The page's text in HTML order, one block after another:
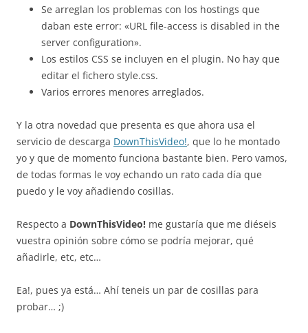
Se arreglan los problemas con los hostings que
daban este error: «URL file-access is disabled in the
server configuration».
Los estilos CSS se incluyen en el plugin. No hay que
editar el fichero style.css.
Varios errores menores arreglados.
Y la otra novedad que presenta es que ahora usa el
servicio de descarga DownThisVideo!, que lo he montado
yo y que de momento funciona bastante bien. Pero vamos,
de todas formas le voy echando un rato cada día que
puedo y le voy añadiendo cosillas.
Respecto a DownThisVideo! me gustaría que me diéseis
vuestra opinión sobre cómo se podría mejorar, qué
añadirle, etc, etc…
Ea!, pues ya está… Ahí teneis un par de cosillas para
probar… ;)